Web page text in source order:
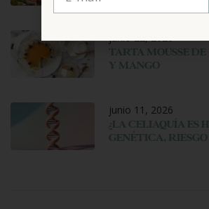
junio 22, 2026
TARTA MOUSSE
Y MANGO
junio 11, 2026
¿LA CELIAQUÍA ES
GENÉTICA,